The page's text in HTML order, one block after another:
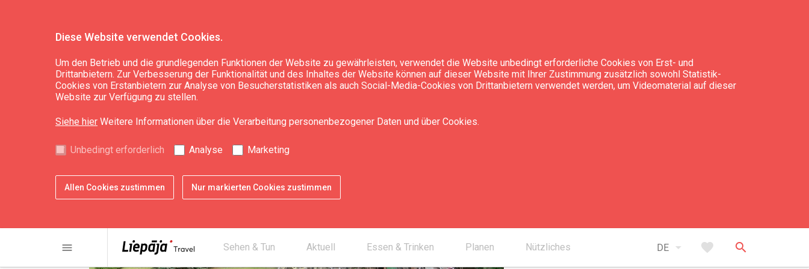
Diese Website verwendet Cookies.
Um den Betrieb und die grundlegenden Funktionen der Website zu gewährleisten, verwendet die Website unbedingt erforderliche Cookies von Erst- und
Drittanbietern. Zur Verbesserung der Funktionalität und des Inhaltes der Website können auf dieser Website mit Ihrer Zustimmung zusätzlich sowohl Statistik-
Cookies von Erstanbietern zur Analyse von Besucherstatistiken als auch Social-Media-Cookies von Drittanbietern verwendet werden, um Videomaterial auf dieser
Website zur Verfügung zu stellen.
Siehe hier Weitere Informationen über die Verarbeitung personenbezogener Daten und über Cookies.
Unbedingt erforderlich Analyse Marketing
Allen Cookies zustimmen Nur markierten Cookies zustimmen
menu Sehen & Tun Aktuell Essen & Trinken Planen Nützliches DE arrow_drop_down favorite search
Ferienhaus "Sīpoli"
chevron_right